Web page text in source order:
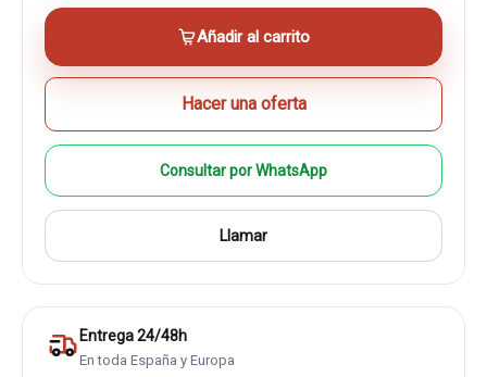
Añadir al carrito
Hacer una oferta
Consultar por WhatsApp
Llamar
Entrega 24/48h
En toda España y Europa